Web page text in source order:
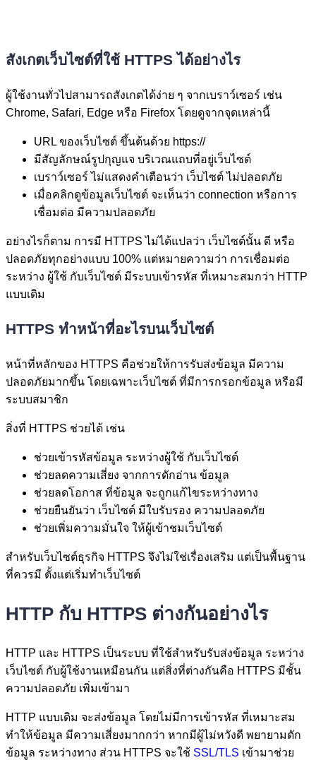
สังเกตเว็บไซต์ที่ใช้ HTTPS ได้อย่างไร
ผู้ใช้งานทั่วไปสามารถสังเกตได้ง่าย ๆ จากเบราว์เซอร์ เช่น
Chrome, Safari, Edge หรือ Firefox โดยดูจากจุดเหล่านี้
URL ของเว็บไซต์ ขึ้นต้นด้วย https://
มีสัญลักษณ์รูปกุญแจ บริเวณแถบที่อยู่เว็บไซต์
เบราว์เซอร์ ไม่แสดงคำเตือนว่า เว็บไซต์ ไม่ปลอดภัย
เมื่อคลิกดูข้อมูลเว็บไซต์ จะเห็นว่า connection หรือการ
เชื่อมต่อ มีความปลอดภัย
อย่างไรก็ตาม การมี HTTPS ไม่ได้แปลว่า เว็บไซต์นั้น ดี หรือ
ปลอดภัยทุกอย่างแบบ 100% แต่หมายความว่า การเชื่อมต่อ
ระหว่าง ผู้ใช้ กับเว็บไซต์ มีระบบเข้ารหัส ที่เหมาะสมกว่า HTTP
แบบเดิม
HTTPS ทำหน้าที่อะไรบนเว็บไซต์
หน้าที่หลักของ HTTPS คือช่วยให้การรับส่งข้อมูล มีความ
ปลอดภัยมากขึ้น โดยเฉพาะเว็บไซต์ ที่มีการกรอกข้อมูล หรือมี
ระบบสมาชิก
สิ่งที่ HTTPS ช่วยได้ เช่น
ช่วยเข้ารหัสข้อมูล ระหว่างผู้ใช้ กับเว็บไซต์
ช่วยลดความเสี่ยง จากการดักอ่าน ข้อมูล
ช่วยลดโอกาส ที่ข้อมูล จะถูกแก้ไขระหว่างทาง
ช่วยยืนยันว่า เว็บไซต์ มีใบรับรอง ความปลอดภัย
ช่วยเพิ่มความมั่นใจ ให้ผู้เข้าชมเว็บไซต์
สำหรับเว็บไซต์ธุรกิจ HTTPS จึงไม่ใช่เรื่องเสริม แต่เป็นพื้นฐาน
ที่ควรมี ตั้งแต่เริ่มทำเว็บไซต์
HTTP กับ HTTPS ต่างกันอย่างไร
HTTP และ HTTPS เป็นระบบ ที่ใช้สำหรับรับส่งข้อมูล ระหว่าง
เว็บไซต์ กับผู้ใช้งานเหมือนกัน แต่สิ่งที่ต่างกันคือ HTTPS มีชั้น
ความปลอดภัย เพิ่มเข้ามา
HTTP แบบเดิม จะส่งข้อมูล โดยไม่มีการเข้ารหัส ที่เหมาะสม
ทำให้ข้อมูล มีความเสี่ยงมากกว่า หากมีผู้ไม่หวังดี พยายามดัก
ข้อมูล ระหว่างทาง ส่วน HTTPS จะใช้ SSL/TLS เข้ามาช่วย